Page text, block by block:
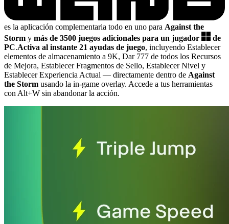
es la aplicación complementaria todo en uno para Against the
Storm y más de 3500 juegos adicionales para un jugador
de
PC.Activa al instante 21 ayudas de juego, incluyendo Establecer
elementos de almacenamiento a 9K, Dar 777 de todos los Recursos
de Mejora, Establecer Fragmentos de Sello, Establecer Nivel y
Establecer Experiencia Actual — directamente dentro de Against
the Storm usando la in-game overlay. Accede a tus herramientas
con Alt+W sin abandonar la acción.